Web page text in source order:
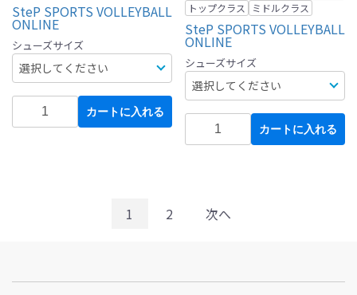
SteP SPORTS VOLLEYBALL
ONLINE
シューズサイズ
カートに入れる
トップクラス
ミドルクラス
SteP SPORTS VOLLEYBALL
ONLINE
シューズサイズ
カートに入れる
1 2 次へ